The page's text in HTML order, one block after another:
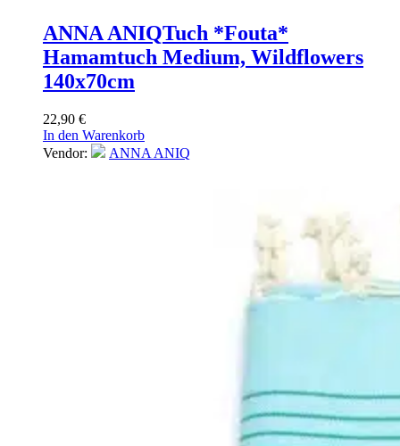
ANNA ANIQTuch *Fouta*
Hamamtuch Medium, Wildflowers
140x70cm
22,90 €
In den Warenkorb
Vendor:
ANNA ANIQ